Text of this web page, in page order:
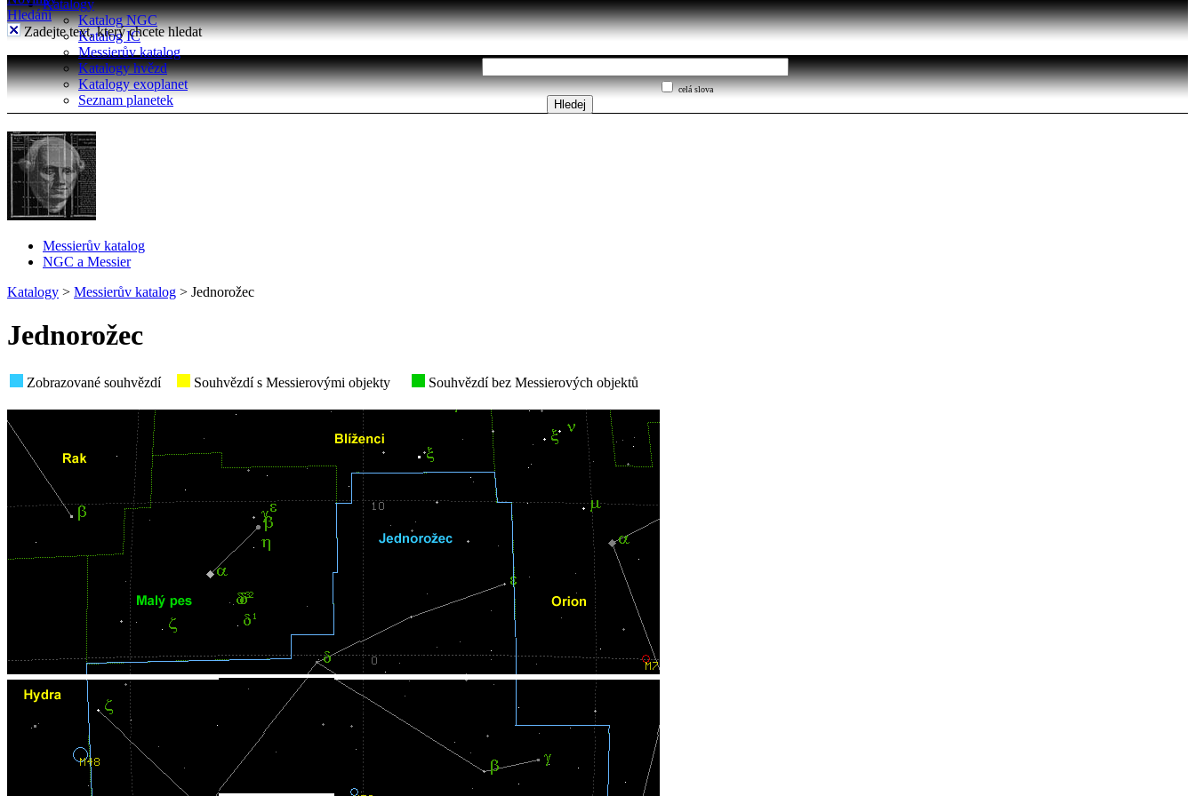
Katalogy
Katalog NGC
Katalog IC
Messierův katalog
Katalogy hvězd
Katalogy exoplanet
Seznam planetek
Hledání
Zadejte text, který chcete hledat
celá slova
Messierův katalog
NGC a Messier
Katalogy > Messierův katalog > Jednorožec
Jednorožec
Zobrazované souhvězdí Souhvězdí s Messierovými objekty Souhvězdí bez Messierových objektů